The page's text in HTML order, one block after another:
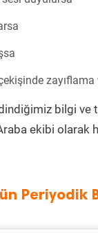
zayıflama
bilgi ve
ekibi olarak
Periyodik